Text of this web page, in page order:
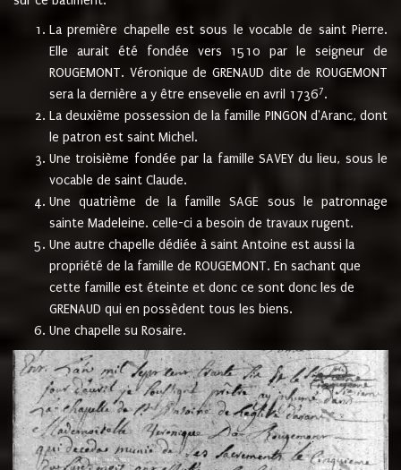
La première chapelle est sous le vocable de saint Pierre.
Elle aurait été fondée vers 1510 par le seigneur de
ROUGEMONT. Véronique de GRENAUD dite de ROUGEMONT
sera la dernière a y être ensevelie en avril 17367.
La deuxième possession de la famille PINGON d'Aranc, dont
le patron est saint Michel.
Une troisième fondée par la famille SAVEY du lieu, sous le
vocable de saint Claude.
Une quatrième de la famille SAGE sous le patronnage
sainte Madeleine. celle-ci a besoin de travaux rugent.
Une autre chapelle dédiée à saint Antoine est aussi la
propriété de la famille de ROUGEMONT. En sachant que
cette famille est éteinte et donc ce sont donc les de
GRENAUD qui en possèdent tous les biens.
Une chapelle su Rosaire.